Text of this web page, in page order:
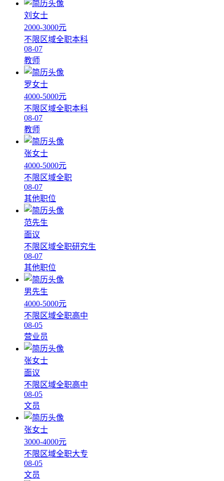
刘女士
2000-3000元
不限区域全职本科
08-07
教师
罗女士
4000-5000元
不限区域全职本科
08-07
教师
张女士
4000-5000元
不限区域全职
08-07
其他职位
范先生
面议
不限区域全职研究生
08-07
其他职位
男先生
4000-5000元
不限区域全职高中
08-05
营业员
张女士
面议
不限区域全职高中
08-05
文员
张女士
3000-4000元
不限区域全职大专
08-05
文员